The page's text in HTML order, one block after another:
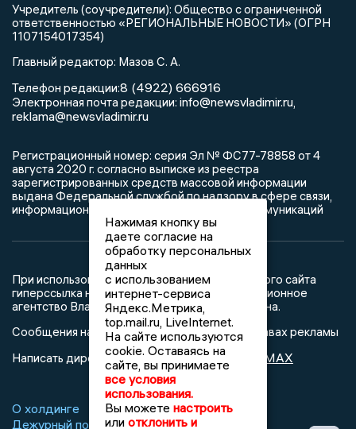
Учредитель (соучредители): Общество с ограниченной
ответственностью «РЕГИОНАЛЬНЫЕ НОВОСТИ» (ОГРН
1107154017354)
Главный редактор: Мазов С. А.
Телефон редакции:8 (4922) 666916
Электронная почта редакции: info@newsvladimir.ru
reklama@newsvladimir.ru
Регистрационный номер: серия Эл № ФС77-78858 от 4
августа 2020 г. согласно выписке из реестра
зарегистрированных средств массовой информации
выдана Федеральной службой по надзору в сфере связи,
информационных технологий и массовых коммуникаций
При использовании любого материала с данного сайта
гиперссылка на Сетевое издание «Информационное
агентство Владимирские новости» обязательна.
Сообщения на сером фоне размещены на правах рекламы
Написать директору в телеграм@mazov MAX
О холдинге Вакансии
Реклама
Дежурный по новостям
Нажимая кнопку вы
даете согласие на
обработку персональных
данных
с использованием
интернет-сервиса
Яндекс.Метрика,
top.mail.ru, LiveInternet.
На сайте используются
cookie. Оставаясь на
сайте, вы принимаете
все условия
использования.
Вы можете настроить
или отклонить и